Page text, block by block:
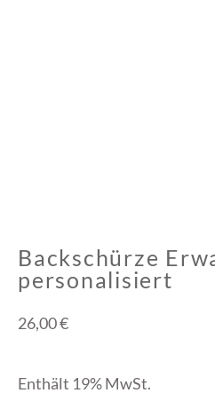
Backschürze
personalisiert
26,00€
Enthält 19% MwSt.